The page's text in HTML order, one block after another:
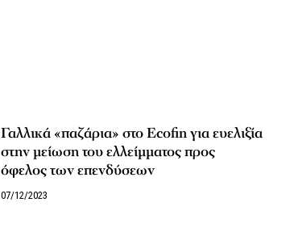
Γαλλικά «παζάρια» στο Ecofin για ευελιξία
στην μείωση του ελλείμματος προς
όφελος των επενδύσεων
07/12/2023